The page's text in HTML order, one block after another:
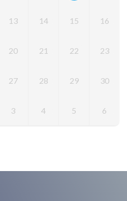
13 14 15 16
20 21 22 23
27 28 29 30
3 4 5 6